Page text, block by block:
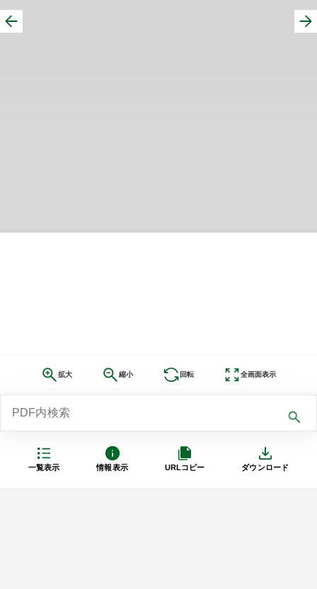
一覧表示 情報表示 URLコピー ダウンロード
拡大 縮小 回転 全画面表示